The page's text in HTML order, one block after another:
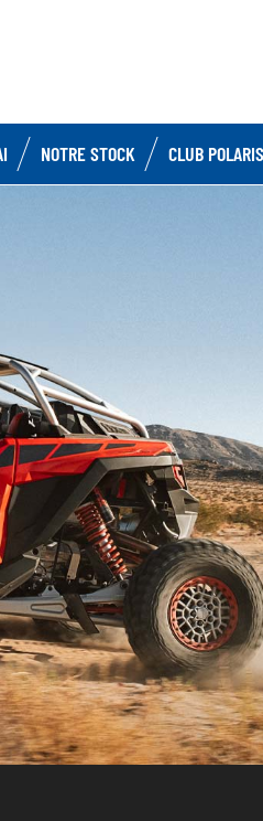
NOTRE STOCK CLUB POLARIS